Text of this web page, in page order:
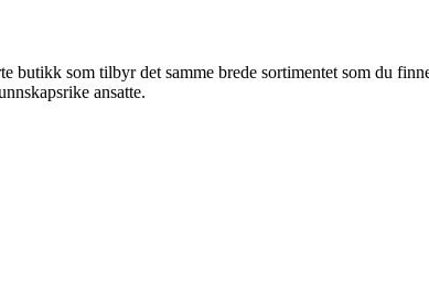
som tilbyr det samme brede sortimentet som du
ansatte.